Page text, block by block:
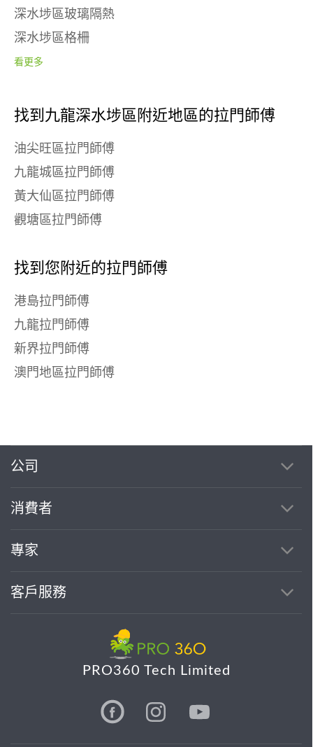
深水埗區玻璃隔熱
深水埗區格柵
看更多
找到九龍深水埗區附近地區的拉門師傅
油尖旺區拉門師傅
九龍城區拉門師傅
黃大仙區拉門師傅
觀塘區拉門師傅
找到您附近的拉門師傅
港島拉門師傅
九龍拉門師傅
新界拉門師傅
澳門地區拉門師傅
公司
消費者
專家
客戶服務
PRO360 Tech Limited